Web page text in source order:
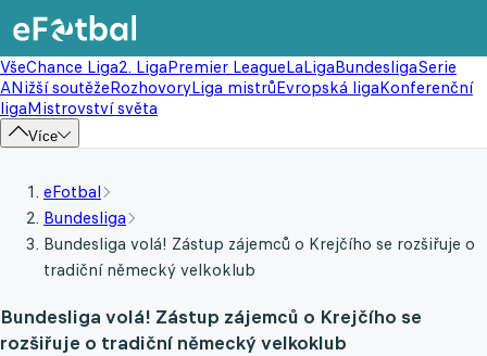
VšeChance Liga2. LigaPremier LeagueLaLigaBundesligaSerie
ANižší soutěžeRozhovoryLiga mistrůEvropská ligaKonferenční
ligaMistrovství světa
Více
eFotbal
Bundesliga
Bundesliga volá! Zástup zájemců o Krejčího se rozšiřuje o
tradiční německý velkoklub
Bundesliga volá! Zástup zájemců o Krejčího se
rozšiřuje o tradiční německý velkoklub